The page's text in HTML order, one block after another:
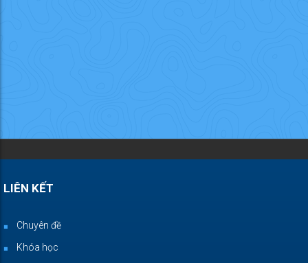
LIÊN KẾT
Chuyên đề
Khóa học